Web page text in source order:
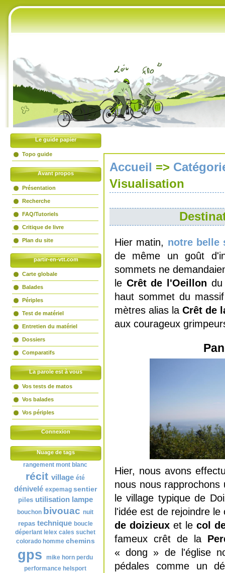
Le guide papier
Topo guide
Avant propos
Présentation
Recherche
FAQ/Tutoriels
Critique de livre
Plan du site
partir-en-vtt.com
Carte globale
Balades
Périples
Test de matériel
Entretien du matériel
Dossiers
Comparatifs
La parole est à vous
Vos tests de matos
Vos balades
Vos périples
Connexion
Nuage de tags
rangement mont blanc
récit village été
dénivelé expemag sentier
piles utilisation lampe
bouchon bivouac nuit
repas technique boucle
déperlant lelex cales suchet
colorado homme chemins
gps mike horn perdu
performance helsport
Accueil =>
Visualisation
Hier matin, notre belle
de même un goût
sommets ne
le Crêt de l'Oeillon
haut sommet du
mètres alias laCrêt de
aux courageux
Hier, nous avons
nous nous
le village typique de
l'idée est de rejoindre
de doizieux et lecol
fameux crêt de la
« dong » de l'église
pédales comme un